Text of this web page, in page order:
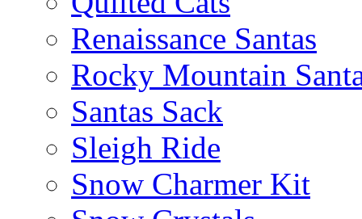
Renaissance Santas
Rocky Mountain
Santas Sack
Sleigh Ride
Snow Charmer Kit